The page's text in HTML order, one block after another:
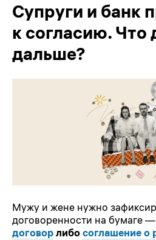
Супруги и банк
к согласию. Что
дальше?
Мужу и жене нужно
договоренности на бумаге —
договор либо соглашение о